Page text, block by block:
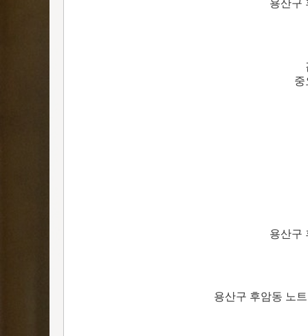
용산구
중
용산구
용산구 후암동 노